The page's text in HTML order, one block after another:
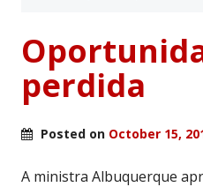
perdida
Posted on October 15,
A ministra Albuquerque